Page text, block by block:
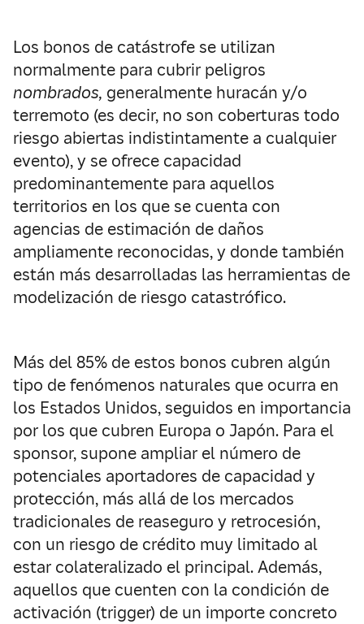
Los bonos de catástrofe se utilizan
normalmente para cubrir peligros
nombrados, generalmente huracán y/o
terremoto (es decir, no son coberturas todo
riesgo abiertas indistintamente a cualquier
evento), y se ofrece capacidad
predominantemente para aquellos
territorios en los que se cuenta con
agencias de estimación de daños
ampliamente reconocidas, y donde también
están más desarrolladas las herramientas de
modelización de riesgo catastrófico.
Más del 85% de estos bonos cubren algún
tipo de fenómenos naturales que ocurra en
los Estados Unidos, seguidos en importancia
por los que cubren Europa o Japón. Para el
sponsor, supone ampliar el número de
potenciales aportadores de capacidad y
protección, más allá de los mercados
tradicionales de reaseguro y retrocesión,
con un riesgo de crédito muy limitado al
estar colateralizado el principal. Además,
aquellos que cuenten con la condición de
activación (trigger) de un importe concreto